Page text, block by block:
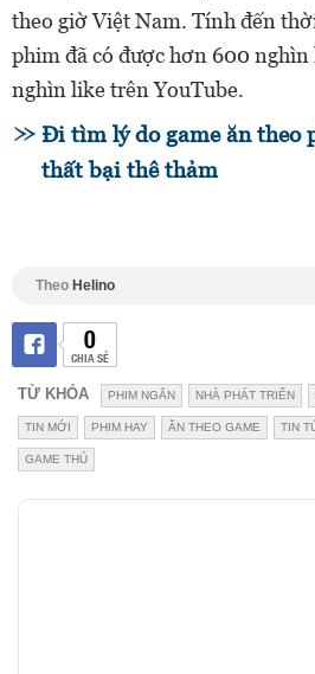
theo giờ Việt Nam. Tính đến
phim đã có được hơn 600
nghìn like trên YouTube.
Đi tìm lý do game ăn theo
thất bại thê thảm
Theo Helino
0
CHIA SẺ
TỪ KHÓA PHIM NGẮN NHÀ PHÁT TRIỂN
TIN MỚI PHIM HAY ĂN THEO GAME TIN
GAME THỦ